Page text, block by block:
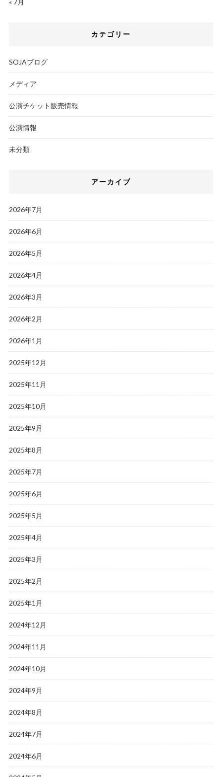
« 7月
カテゴリー
SOJAブログ
メディア
公演チケット販売情報
公演情報
未分類
アーカイブ
2026年7月
2026年6月
2026年5月
2026年4月
2026年3月
2026年2月
2026年1月
2025年12月
2025年11月
2025年10月
2025年9月
2025年8月
2025年7月
2025年6月
2025年5月
2025年4月
2025年3月
2025年2月
2025年1月
2024年12月
2024年11月
2024年10月
2024年9月
2024年8月
2024年7月
2024年6月